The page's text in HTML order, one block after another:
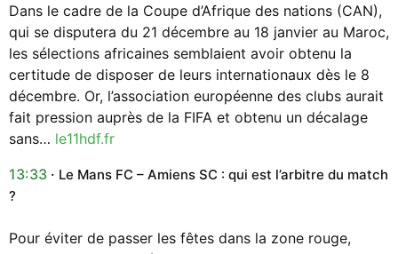
Dans le cadre de la Coupe d’Afrique des nations (CAN),
qui se disputera du 21 décembre au 18 janvier au Maroc,
les sélections africaines semblaient avoir obtenu la
certitude de disposer de leurs internationaux dès le 8
décembre. Or, l’association européenne des clubs aurait
fait pression auprès de la FIFA et obtenu un décalage
sans… le11hdf.fr
13:33
Le Mans FC – Amiens SC : qui est l’arbitre du match
?
Pour éviter de passer les fêtes dans la zone rouge,